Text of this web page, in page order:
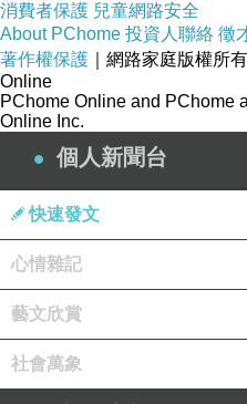
獨奏蕥
2024-10-04
已接圖~
非常謝謝jay哥~
版主回應
我來去開右鍵
妳也玩得愉快
畫的愉快
2024-10-04 02:42:46
消費者保護 兒童網路安全
About PChome 投資人聯絡 徵
著作權保護 ｜網路家庭版權所
Online
PChome Online and PChome
Online Inc.
個人新聞台
快速發文
心情雜記
藝文欣賞
社會萬象